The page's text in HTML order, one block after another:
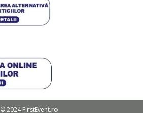
© 2024 FirstEvent.ro